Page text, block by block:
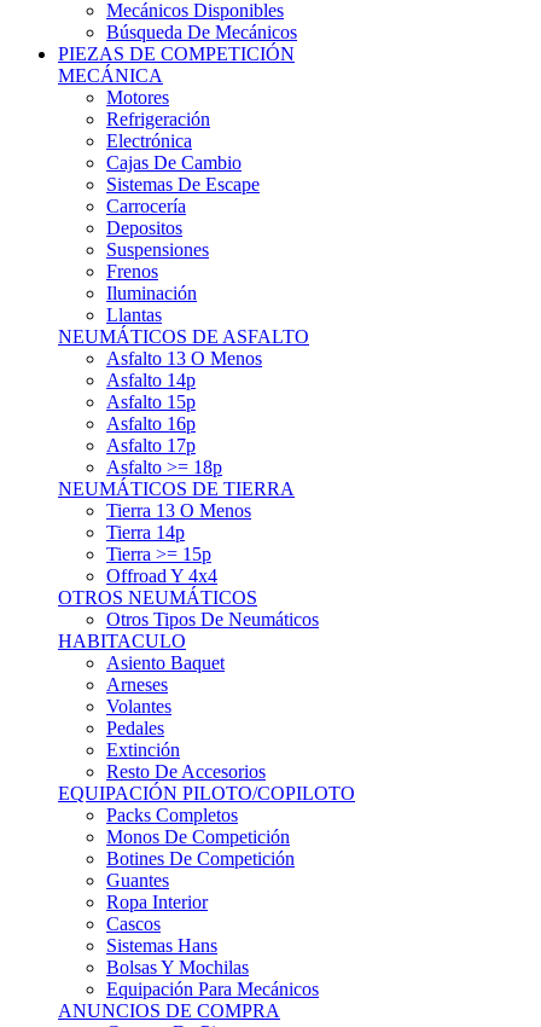
PIEZAS DE COMPETICIÓN
MECÁNICA
Motores
Refrigeración
Electrónica
Cajas De Cambio
Sistemas De Escape
Carrocería
Depositos
Suspensiones
Frenos
Iluminación
Llantas
NEUMÁTICOS DE ASFALTO
Asfalto 13 O Menos
Asfalto 14p
Asfalto 15p
Asfalto 16p
Asfalto 17p
Asfalto >= 18p
NEUMÁTICOS DE TIERRA
Tierra 13 O Menos
Tierra 14p
Tierra >= 15p
Offroad Y 4x4
OTROS NEUMÁTICOS
Otros Tipos De Neumáticos
HABITACULO
Asiento Baquet
Arneses
Volantes
Pedales
Extinción
Resto De Accesorios
EQUIPACIÓN PILOTO/COPILOTO
Packs Completos
Monos De Competición
Botines De Competición
Guantes
Ropa Interior
Cascos
Sistemas Hans
Bolsas Y Mochilas
Equipación Para Mecánicos
ANUNCIOS DE COMPRA
Compra De Piezas